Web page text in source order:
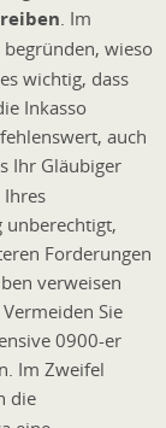
. Im
begründen, wieso
wichtig, dass
Inkasso
auch
Ihr Gläubiger
Ihres
unberechtigt,
Forderungen
verweisen
Sie
0900-er
Im Zweifel
die